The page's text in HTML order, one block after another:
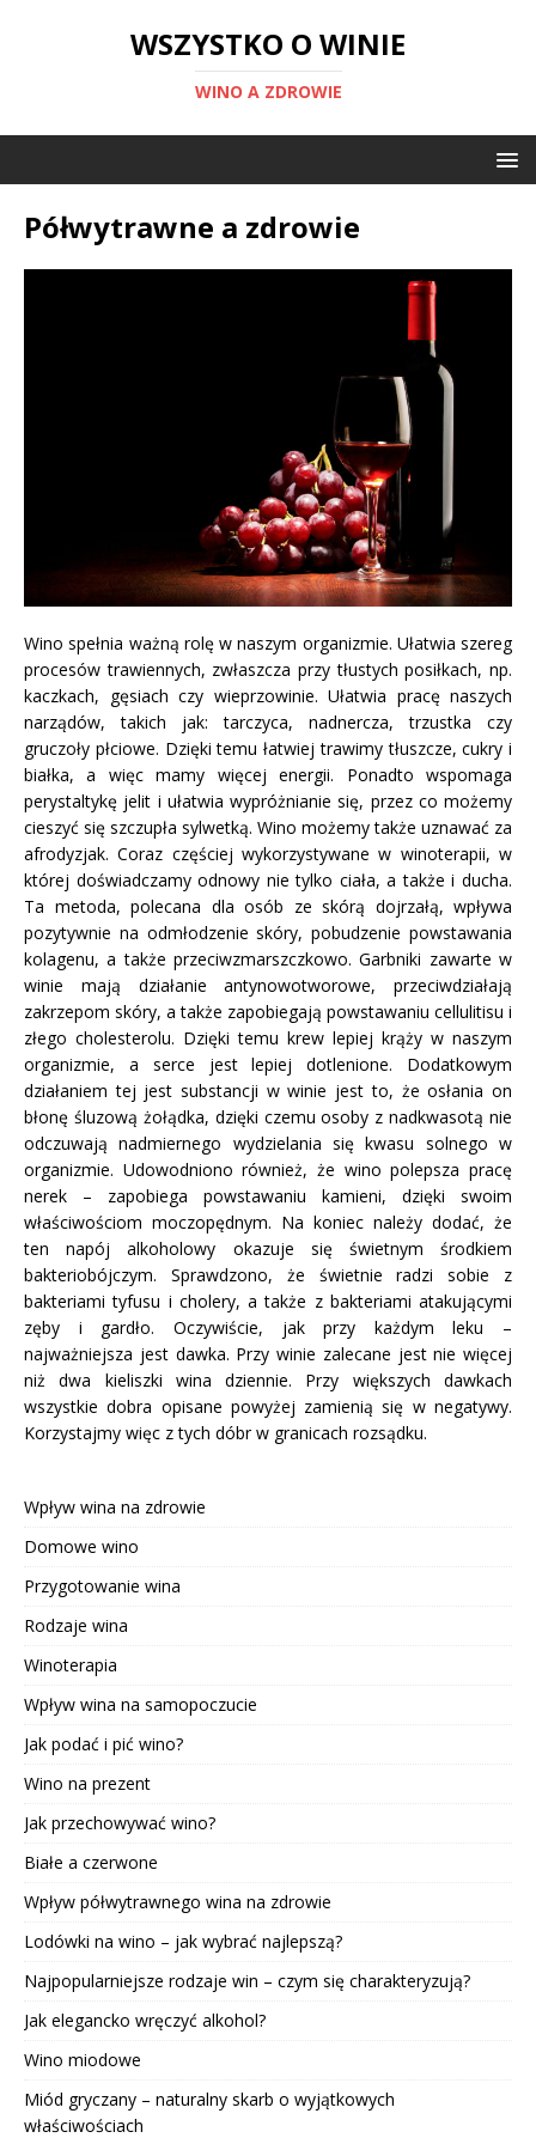
WSZYSTKO O WINIE
WINO A ZDROWIE
Półwytrawne a zdrowie
Wino spełnia ważną rolę w naszym organizmie. Ułatwia szereg
procesów trawiennych, zwłaszcza przy tłustych posiłkach, np.
kaczkach, gęsiach czy wieprzowinie. Ułatwia pracę naszych
narządów, takich jak: tarczyca, nadnercza, trzustka czy
gruczoły płciowe. Dzięki temu łatwiej trawimy tłuszcze, cukry i
białka, a więc mamy więcej energii. Ponadto wspomaga
perystaltykę jelit i ułatwia wypróżnianie się, przez co możemy
cieszyć się szczupła sylwetką. Wino możemy także uznawać za
afrodyzjak. Coraz częściej wykorzystywane w winoterapii, w
której doświadczamy odnowy nie tylko ciała, a także i ducha.
Ta metoda, polecana dla osób ze skórą dojrzałą, wpływa
pozytywnie na odmłodzenie skóry, pobudzenie powstawania
kolagenu, a także przeciwzmarszczkowo. Garbniki zawarte w
winie mają działanie antynowotworowe, przeciwdziałają
zakrzepom skóry, a także zapobiegają powstawaniu cellulitisu i
złego cholesterolu. Dzięki temu krew lepiej krąży w naszym
organizmie, a serce jest lepiej dotlenione. Dodatkowym
działaniem tej jest substancji w winie jest to, że osłania on
błonę śluzową żołądka, dzięki czemu osoby z nadkwasotą nie
odczuwają nadmiernego wydzielania się kwasu solnego w
organizmie. Udowodniono również, że wino polepsza pracę
nerek – zapobiega powstawaniu kamieni, dzięki swoim
właściwościom moczopędnym. Na koniec należy dodać, że
ten napój alkoholowy okazuje się świetnym środkiem
bakteriobójczym. Sprawdzono, że świetnie radzi sobie z
bakteriami tyfusu i cholery, a także z bakteriami atakującymi
zęby i gardło. Oczywiście, jak przy każdym leku –
najważniejsza jest dawka. Przy winie zalecane jest nie więcej
niż dwa kieliszki wina dziennie. Przy większych dawkach
wszystkie dobra opisane powyżej zamienią się w negatywy.
Korzystajmy więc z tych dóbr w granicach rozsądku.
Wpływ wina na zdrowie
Domowe wino
Przygotowanie wina
Rodzaje wina
Winoterapia
Wpływ wina na samopoczucie
Jak podać i pić wino?
Wino na prezent
Jak przechowywać wino?
Białe a czerwone
Wpływ półwytrawnego wina na zdrowie
Lodówki na wino – jak wybrać najlepszą?
Najpopularniejsze rodzaje win – czym się charakteryzują?
Jak elegancko wręczyć alkohol?
Wino miodowe
Miód gryczany – naturalny skarb o wyjątkowych
właściwościach